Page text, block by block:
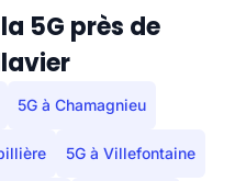
5G près de
5G à Chamagnieu
5G à Villefontaine